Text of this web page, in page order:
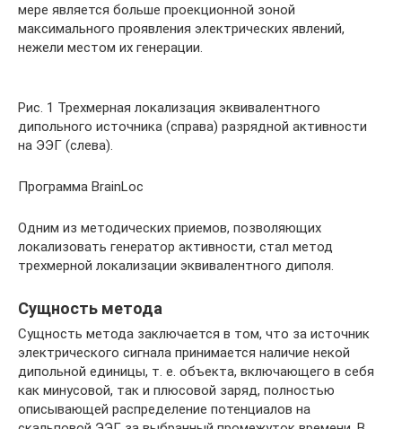
мере является больше проекционной зоной
максимального проявления электрических явлений,
нежели местом их генерации.
Рис. 1 Трехмерная локализация эквивалентного
дипольного источника (справа) разрядной активности
на ЭЭГ (слева).
Программа BrainLoc
Одним из методических приемов, позволяющих
локализовать генератор активности, стал метод
трехмерной локализации эквивалентного диполя.
Сущность метода
Сущность метода заключается в том, что за источник
электрического сигнала принимается наличие некой
дипольной единицы, т. е. объекта, включающего в себя
как минусовой, так и плюсовой заряд, полностью
описывающей распределение потенциалов на